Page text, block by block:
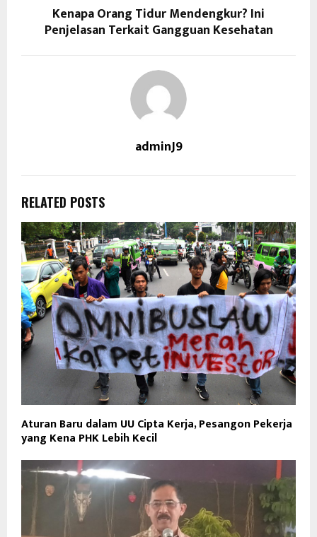
Kenapa Orang Tidur Mendengkur? Ini
Penjelasan Terkait Gangguan Kesehatan
adminJ9
RELATED POSTS
Aturan Baru dalam UU Cipta Kerja, Pesangon Pekerja
yang Kena PHK Lebih Kecil